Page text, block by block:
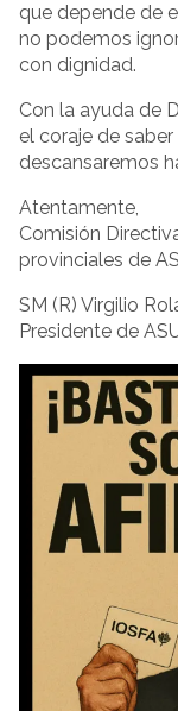
que depende de
no podemos
con dignidad.
Con la ayuda de
el coraje de
descansaremos
Atentamente,
Comisión
provinciales de
SM (R) Virgilio
Presidente de